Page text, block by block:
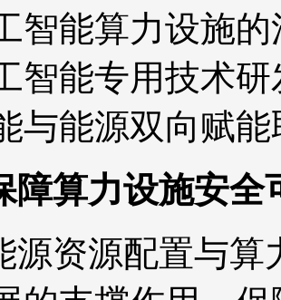
智能算力设施
智能专用技术
与能源双向赋
障算力设施安全
源资源配置与算